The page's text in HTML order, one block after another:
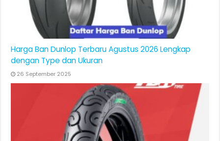
Harga Ban Dunlop Terbaru Agustus 2026 Lengkap
dengan Type dan Ukuran
26 September 2025